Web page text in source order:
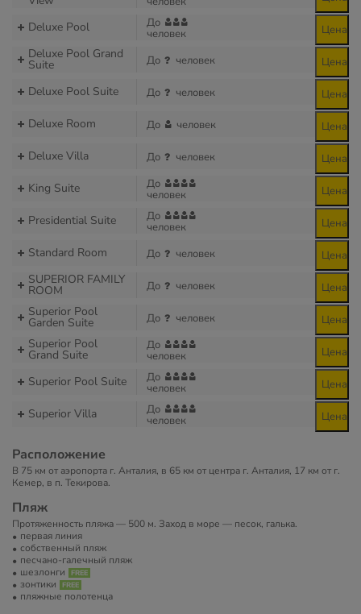
Deluxe Pool До
человек Цена
Deluxe Pool Grand
Suite До человек Цена
Deluxe Pool Suite До человек Цена
Deluxe Room До человек Цена
Deluxe Villa До человек Цена
King Suite До
человек Цена
Presidential Suite До
человек Цена
Standard Room До человек Цена
SUPERIOR FAMILY
ROOM До человек Цена
Superior Pool
Garden Suite До человек Цена
Superior Pool
Grand Suite
До
человек Цена
Superior Pool Suite До
человек Цена
Superior Villa До
человек Цена
Расположение
В 75 км от аэропорта г. Анталия, в 65 км от центра г. Анталия, 17 км от г.
Кемер, в п. Текирова.
Пляж
Протяженность пляжа — 500 м. Заход в море — песок, галька.
первая линия
собственный пляж
песчано-галечный пляж
шезлонги
зонтики
пляжные полотенца